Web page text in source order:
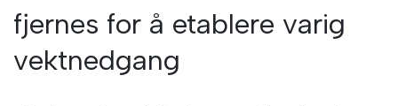
fjernes for å etablere varig
vektnedgang